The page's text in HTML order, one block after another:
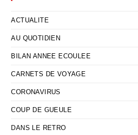
ACTUALITE
AU QUOTIDIEN
BILAN ANNEE ECOULEE
CARNETS DE VOYAGE
CORONAVIRUS
COUP DE GUEULE
DANS LE RETRO